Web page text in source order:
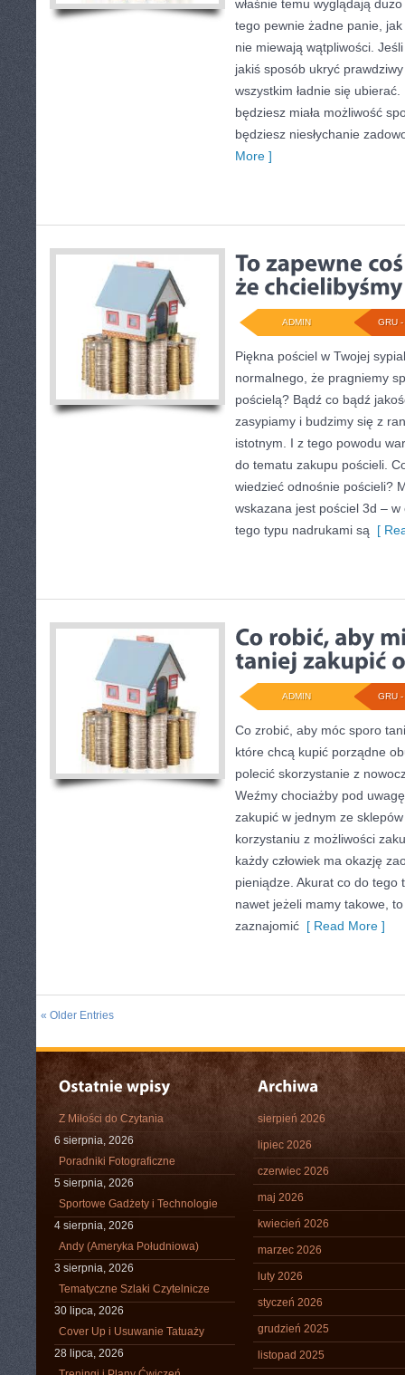
właśnie temu wyglądają
tego pewnie żadne panie,
nie miewają wątpliwości.
jakiś sposób ukryć
wszystkim ładnie się ubierać.
będziesz miała możliwość
będziesz niesłychanie
More ]
GRU
ADMIN
Piękna pościel w Twojej
normalnego, że pragniemy
pościelą? Bądź co bądź
zasypiamy i budzimy się z
istotnym. I z tego powodu
do tematu zakupu pościeli.
wiedzieć odnośnie pościeli?
wskazana jest pościel 3d –
tego typu nadrukami są [
GRU
ADMIN
Co zrobić, aby móc sporo
które chcą kupić porządne
polecić skorzystanie z
Weźmy chociażby pod
zakupić w jednym ze
korzystaniu z możliwości
każdy człowiek ma okazję
pieniądze. Akurat co do tego
nawet jeżeli mamy takowe,
zaznajomić [ Read More ]
« Older Entries
Z Miłości do Czytania
6 sierpnia, 2026
Poradniki Fotograficzne
5 sierpnia, 2026
Sportowe Gadżety i Technologie
4 sierpnia, 2026
Andy (Ameryka Południowa)
3 sierpnia, 2026
Tematyczne Szlaki Czytelnicze
30 lipca, 2026
Cover Up i Usuwanie Tatuaży
28 lipca, 2026
sierpień 2026
lipiec 2026
czerwiec 2026
maj 2026
kwiecień 2026
marzec 2026
luty 2026
styczeń 2026
grudzień 2025
listopad 2025